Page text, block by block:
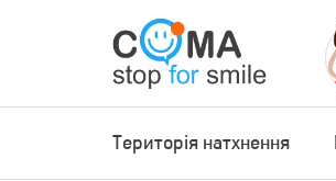
Територія натхнення